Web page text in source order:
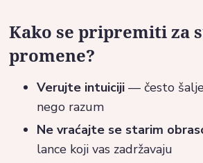
Kako se pripremiti za
promene?
Verujte intuiciji — često
nego razum
Ne vraćajte se starim
lance koji vas zadržavaju